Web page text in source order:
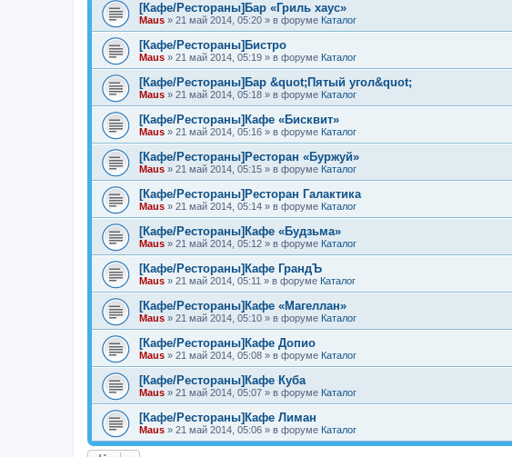
[Кафе/Рестораны]Бар «Гриль хаус»
Maus » 21 май 2014, 05:20 » в форуме Каталог
[Кафе/Рестораны]Бистро
Maus » 21 май 2014, 05:19 » в форуме Каталог
[Кафе/Рестораны]Бар &quot;Пятый угол&quot;
Maus » 21 май 2014, 05:18 » в форуме Каталог
[Кафе/Рестораны]Кафе «Бисквит»
Maus » 21 май 2014, 05:16 » в форуме Каталог
[Кафе/Рестораны]Ресторан «Буржуй»
Maus » 21 май 2014, 05:15 » в форуме Каталог
[Кафе/Рестораны]Ресторан Галактика
Maus » 21 май 2014, 05:14 » в форуме Каталог
[Кафе/Рестораны]Кафе «Будзьма»
Maus » 21 май 2014, 05:12 » в форуме Каталог
[Кафе/Рестораны]Кафе ГрандЪ
Maus » 21 май 2014, 05:11 » в форуме Каталог
[Кафе/Рестораны]Кафе «Магеллан»
Maus » 21 май 2014, 05:10 » в форуме Каталог
[Кафе/Рестораны]Кафе Допио
Maus » 21 май 2014, 05:08 » в форуме Каталог
[Кафе/Рестораны]Кафе Куба
Maus » 21 май 2014, 05:07 » в форуме Каталог
[Кафе/Рестораны]Кафе Лиман
Maus » 21 май 2014, 05:06 » в форуме Каталог